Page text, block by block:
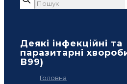
Деякі інфекційні та
паразитарні
В99)
Головна